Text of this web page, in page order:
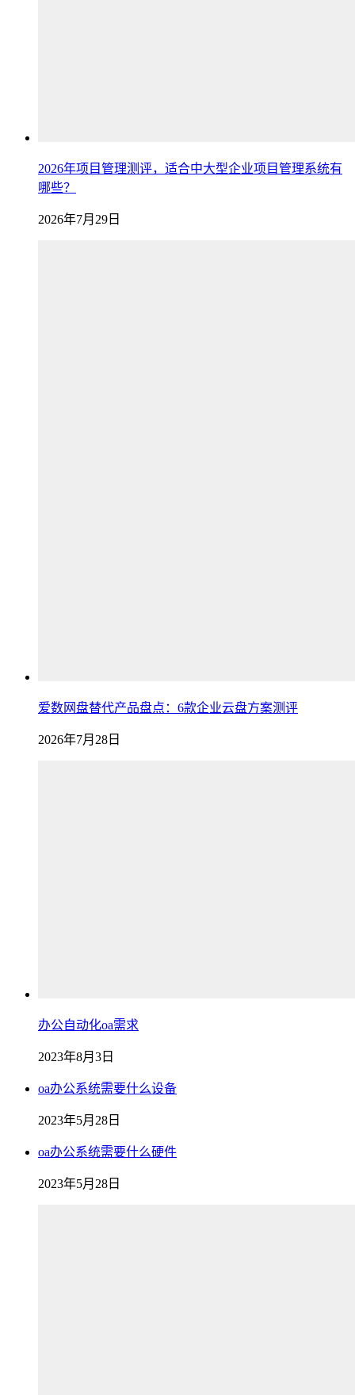
2026年项目管理测评，适合中大型企业项目管理系统有
哪些？
2026年7月29日
爱数网盘替代产品盘点：6款企业云盘方案测评
2026年7月28日
办公自动化oa需求
2023年8月3日
oa办公系统需要什么设备
2023年5月28日
oa办公系统需要什么硬件
2023年5月28日